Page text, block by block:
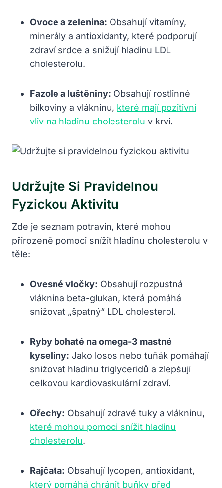
Ovoce a zelenina: Obsahují vitamíny,
minerály a antioxidanty, které podporují
zdraví srdce a snižují hladinu LDL
cholesterolu.
Fazole a luštěniny: Obsahují rostlinné
bílkoviny a vlákninu, které mají pozitivní
vliv na hladinu cholesterolu v krvi.
Udržujte Si Pravidelnou
Fyzickou Aktivitu
Zde je seznam potravin, které mohou
přirozeně pomoci snížit hladinu cholesterolu v
těle:
Ovesné vločky: Obsahují rozpustná
vláknina beta-glukan, která pomáhá
snižovat „špatný“ LDL cholesterol.
Ryby bohaté na omega-3 mastné
kyseliny: Jako losos nebo tuňák pomáhají
snižovat hladinu triglyceridů a zlepšují
celkovou kardiovaskulární zdraví.
Ořechy: Obsahují zdravé tuky a vlákninu,
které mohou pomoci snížit hladinu
cholesterolu.
Rajčata: Obsahují lycopen, antioxidant,
který pomáhá chránit buňky před